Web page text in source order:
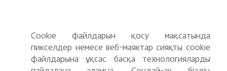
Cookie файлдарын қосу мақсатында
пикселдер немесе веб-маяктар сияқты cookie
файлдарына ұқсас басқа технологияларды